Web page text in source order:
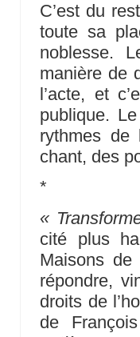
C’est du
toute sa
noblesse.
manière de
l’acte, et
publique.
rythmes
chant, des
*
«
cité plus
Maisons de
répondre,
droits de
de